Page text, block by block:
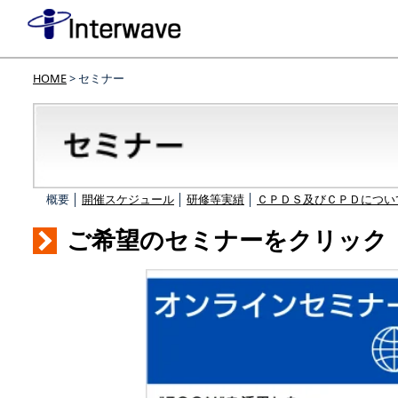
HOME> セミナー
概要 │ 開催スケジュール 研修等実績 ＣＰＤＳ及びＣＰＤにつ
ご希望のセミナーをクリック